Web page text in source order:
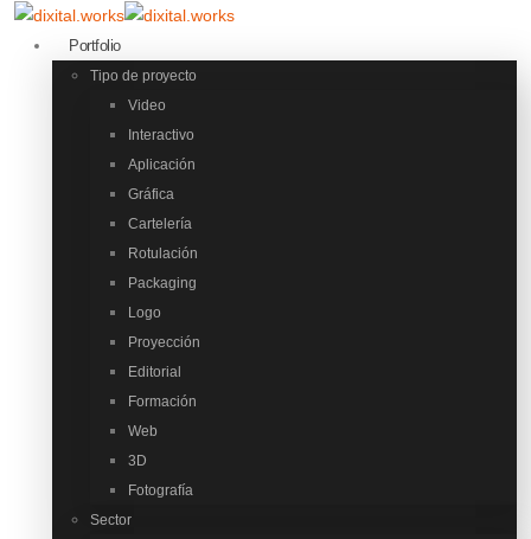
Portfolio
Tipo de proyecto
Video
Interactivo
Aplicación
Gráfica
Cartelería
Rotulación
Packaging
Logo
Proyección
Editorial
Formación
Web
3D
Fotografía
Sector